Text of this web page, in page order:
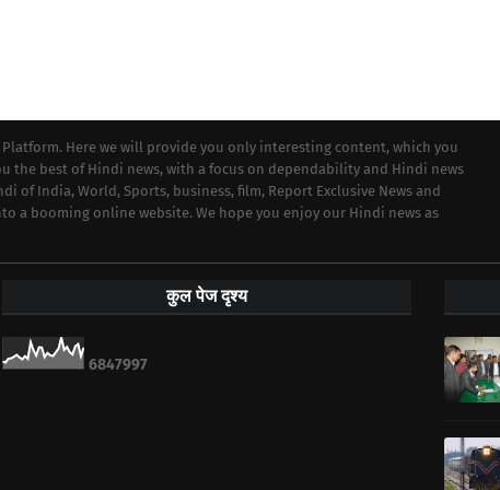
Here we will provide you only interesting content, which you
the best of Hindi news, with a focus on dependability and Hindi news
of India, World, Sports, business, film, Report Exclusive News and
a booming online website. We hope you enjoy our Hindi news as
कुल पेज दृश्य
6847997